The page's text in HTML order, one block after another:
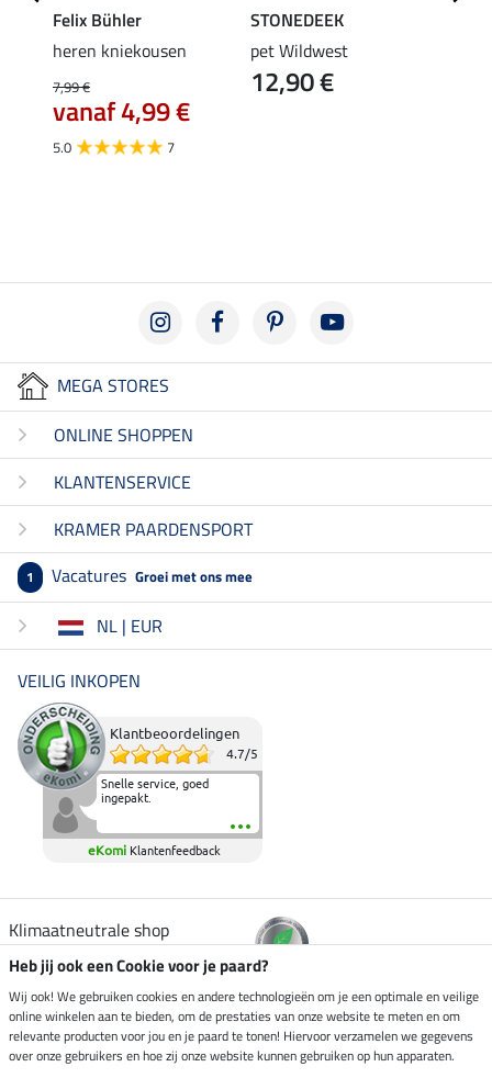
Felix Bühler
heren kniekousen
7,99 €
vanaf 4,99 €
5.0 7
STONEDEEK
pet Wildwest
12,90 €
MEGA STORES
ONLINE SHOPPEN
KLANTENSERVICE
KRAMER PAARDENSPORT
1 Vacatures Groei met ons mee
NL | EUR
VEILIG INKOPEN
Klantbeoordelingen
4.7/5
Snelle service, goed
ingepakt.
eKomi Klantenfeedback
Klimaatneutrale shop
Verzending per
Heb jij ook een Cookie voor je paard?
Wij ook! We gebruiken cookies en andere technologieën om je een optimale en veilige
online winkelen aan te bieden, om de prestaties van onze website te meten en om
relevante producten voor jou en je paard te tonen! Hiervoor verzamelen we gegevens
over onze gebruikers en hoe zij onze website kunnen gebruiken op hun apparaten.